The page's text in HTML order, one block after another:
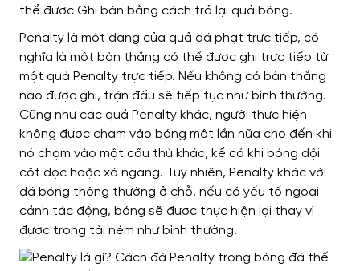
thể được Ghi bàn bằng cách trả lại quả bóng.
Penalty là một dạng của quả đá phạt trực tiếp, có
nghĩa là một bàn thắng có thể được ghi trực tiếp từ
một quả Penalty trực tiếp. Nếu không có bàn thắng
nào được ghi, trận đấu sẽ tiếp tục như bình thường.
Cũng như các quả Penalty khác, người thực hiện
không được chạm vào bóng một lần nữa cho đến khi
nó chạm vào một cầu thủ khác, kể cả khi bóng dội
cột dọc hoặc xà ngang. Tuy nhiên, Penalty khác với
đá bóng thông thường ở chỗ, nếu có yếu tố ngoại
cảnh tác động, bóng sẽ được thực hiện lại thay vì
được trọng tài ném như bình thường.